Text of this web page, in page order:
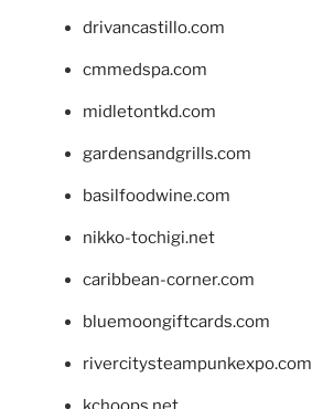
drivancastillo.com
cmmedspa.com
midletontkd.com
gardensandgrills.com
basilfoodwine.com
nikko-tochigi.net
caribbean-corner.com
bluemoongiftcards.com
rivercitysteampunkexpo.com